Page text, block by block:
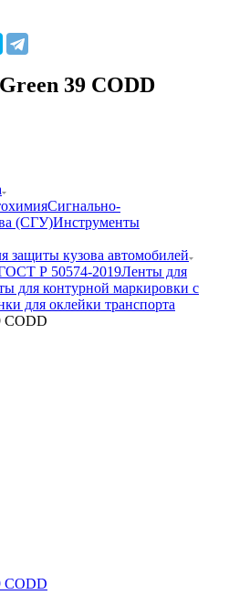
39 CODD
Сигнально-
(СГУ)Инструменты
защиты кузова автомобилей
Р 50574-2019Ленты для
для контурной маркировки с
для оклейки транспорта
CODD